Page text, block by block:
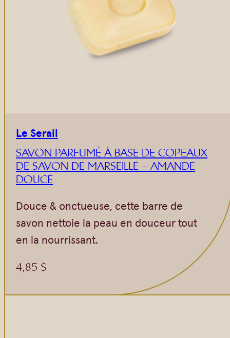
Le Serail
SAVON PARFUMÉ À BASE DE COPEAUX
DE SAVON DE MARSEILLE – AMANDE
DOUCE
Douce & onctueuse, cette barre de
savon nettoie la peau en douceur tout
en la nourrissant.
4,85 $